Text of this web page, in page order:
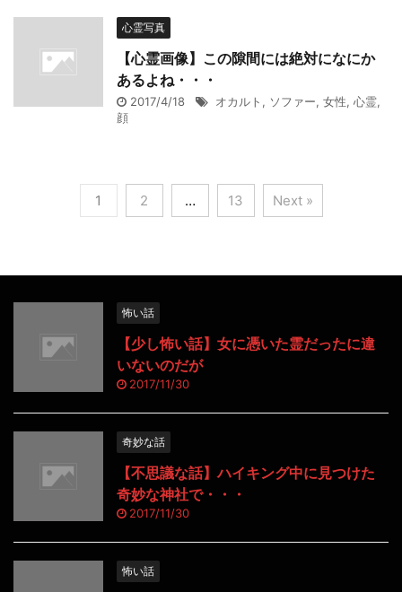
心霊写真
【心霊画像】この隙間には絶対になにか
あるよね・・・
2017/4/18 オカルト , ソファー, 女性, 心霊,
顔
1 2 … 13 Next »
怖い話
【少し怖い話】女に憑いた霊だったに違
いないのだが
2017/11/30
奇妙な話
【不思議な話】ハイキング中に見つけた
奇妙な神社で・・・
2017/11/30
怖い話